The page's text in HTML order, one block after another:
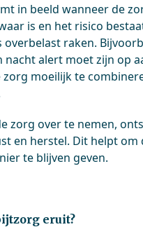
in beeld wanneer de
is en het risico
raken.
nacht alert moet zijn op
moeilijk te
zorg over te nemen,
en herstel. Dit helpt om
te blijven geven.
eruit?